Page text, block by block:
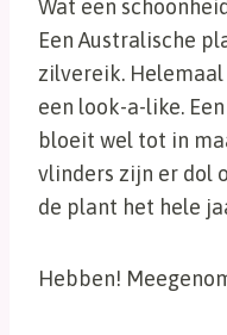
Wat een
Een Australische
zilvereik.
een look-a-like.
bloeit wel tot in
vlinders zijn er dol
de plant het hele
Hebben!